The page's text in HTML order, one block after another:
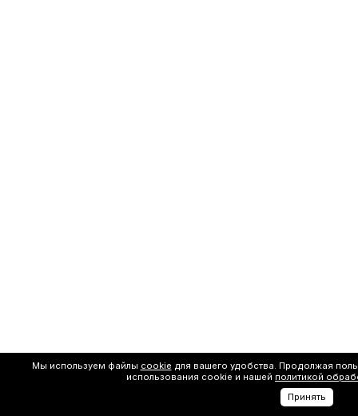
Мы используем файлы cookie для вашего удобства. Продолжая
использования cookie и нашей политикой
Принять